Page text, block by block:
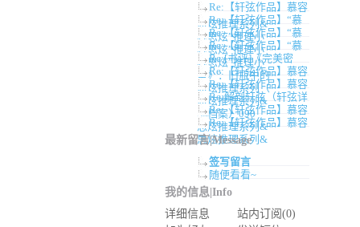
Re:【轩弦作品】慕容
思炫推理系列&
Re:【轩弦作品】“慕
容思炫”推理小
Re:【轩弦作品】“慕
容思炫”推理小
Re:【轩弦作品】“慕
容思炫”推理小
Re:[书评]《完美密
室》：旧瓶中的
Re:【轩弦作品】慕容
思炫推理系列（
Re:【轩弦作品】慕容
思炫推理系列&
Re:解剖轩弦（轩弦详
细档案）090
Re:【轩弦作品】慕容
思炫推理系列&
Re:【轩弦作品】慕容
思炫推理系列&
最新留言|Message
签写留言
随便看看~
我的信息|Info
详细信息
站内订阅(0)